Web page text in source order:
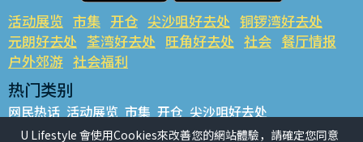
活动展览 市集 开仓 尖沙咀好去处 铜锣湾好去处
元朗好去处 荃湾好去处 旺角好去处 社会 餐厅情报
户外郊游 社会福利
热门类别
网民热话 活动展览 市集 开仓 尖沙咀好去处
铜锣湾好去处 元朗好去处 荃湾好去处 旺角好去处 社会
U Lifestyle 會使用Cookies來改善您的網站體驗，請確定您同意